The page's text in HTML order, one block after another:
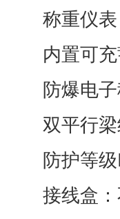
称重仪
内置可
防爆电
双平行
防护等
接线盒